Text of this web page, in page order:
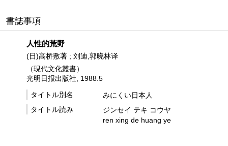
書誌事項
人性的荒野
(日)高桥敷著 ; 刘迪,郭晓林译
（現代文化叢書）
光明日报出版社, 1988.5
タイトル別名
みにくい日本人
タイトル読み
ジンセイ テキ コウヤ
ren xing de huang ye